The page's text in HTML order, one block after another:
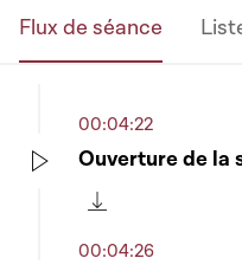
Flux de séance
00:04:22
Ouverture de la
00:04:26